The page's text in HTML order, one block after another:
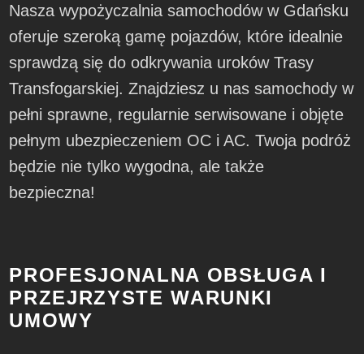
Nasza wypożyczalnia samochodów w Gdańsku
oferuje szeroką gamę pojazdów, które idealnie
sprawdzą się do odkrywania uroków Trasy
Transfogarskiej. Znajdziesz u nas samochody w
pełni sprawne, regularnie serwisowane i objęte
pełnym ubezpieczeniem OC i AC. Twoja podróż
będzie nie tylko wygodna, ale także
bezpieczna!
PROFESJONALNA OBSŁUGA I
PRZEJRZYSTE WARUNKI
UMOWY